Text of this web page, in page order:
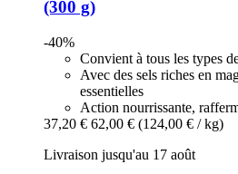
(300 g)
-40%
Convient à tous les types
Avec des sels riches en
essentielles
Action nourrissante,
37,20 € 62,00 € (124,00 € / kg)
Livraison jusqu'au 17 août